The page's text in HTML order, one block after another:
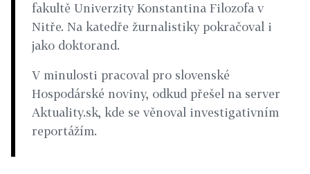
fakultě Univerzity Konstantina Filozofa v
Nitře. Na katedře žurnalistiky pokračoval i
jako doktorand.
V minulosti pracoval pro slovenské
Hospodárské noviny, odkud přešel na server
Aktuality.sk, kde se věnoval investigativním
reportážím.